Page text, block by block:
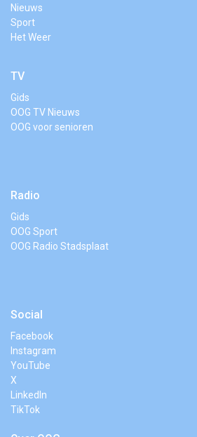
Nieuws
Sport
Het Weer
TV
Gids
OOG TV Nieuws
OOG voor senioren
Radio
Gids
OOG Sport
OOG Radio Stadsplaat
Social
Facebook
Instagram
YouTube
X
LinkedIn
TikTok